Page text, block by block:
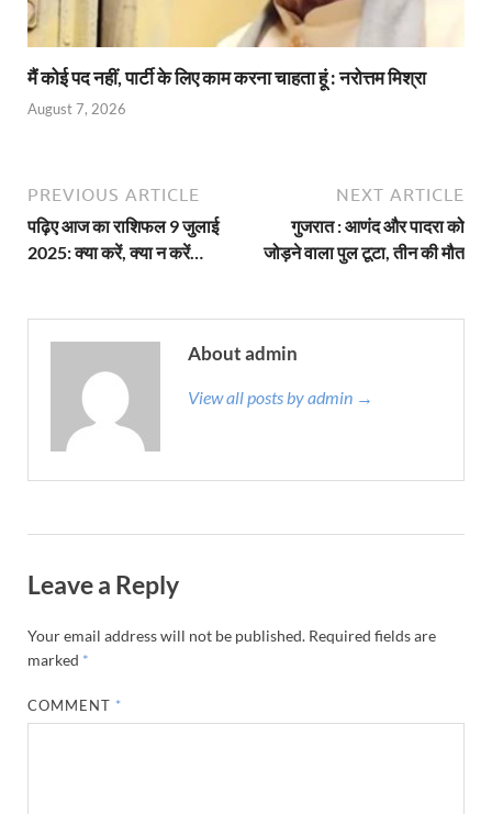
मैं कोई पद नहीं, पार्टी के लिए काम करना चाहता हूं : नरोत्तम मिश्रा
August 7, 2026
PREVIOUS ARTICLE
पढ़िए आज का राशिफल 9 जुलाई
2025: क्या करें, क्या न करें…
NEXT ARTICLE
गुजरात : आणंद और पादरा को
जोड़ने वाला पुल टूटा, तीन की मौत
About admin
View all posts by admin →
Leave a Reply
Your email address will not be published. Required fields are
marked *
COMMENT *